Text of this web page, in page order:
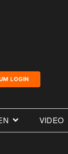
LOGIN
VIDEO